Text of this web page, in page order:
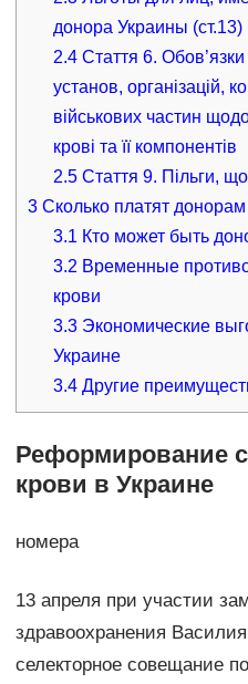
донора Украины (ст.13)
2.4 Стаття 6.
установ, органiзацiй,
вiйськових частин
кровi та її компонентiв
2.5 Стаття 9. Пiльги,
3Сколько платят
3.1 Кто может быть
3.2 Временные
крови
3.3 Экономические
Украине
3.4 Другие
Реформирование
крови в Украине
номера
13 апреля при участии
здравоохранения
селекторное совещание